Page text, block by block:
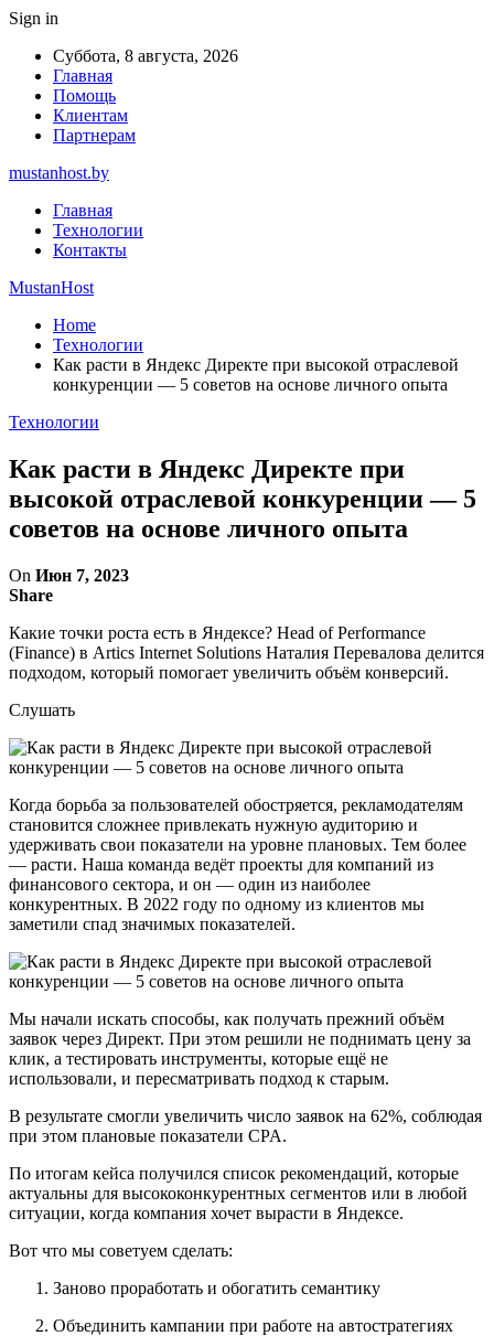
Sign in
Суббота, 8 августа, 2026
Главная
Помощь
Клиентам
Партнерам
mustanhost.by
Главная
Технологии
Контакты
MustanHost
Home
Технологии
Как расти в Яндекс Директе при высокой отраслевой
конкуренции — 5 советов на основе личного опыта
Технологии
Как расти в Яндекс Директе при
высокой отраслевой конкуренции — 5
советов на основе личного опыта
On Июн 7, 2023
Share
Какие точки роста есть в Яндексе? Head of Performance
(Finance) в Artics Internet Solutions Наталия Перевалова делится
подходом, который помогает увеличить объём конверсий.
Слушать
Когда борьба за пользователей обостряется, рекламодателям
становится сложнее привлекать нужную аудиторию и
удерживать свои показатели на уровне плановых. Тем более
— расти. Наша команда ведёт проекты для компаний из
финансового сектора, и он — один из наиболее
конкурентных. В 2022 году по одному из клиентов мы
заметили спад значимых показателей.
Мы начали искать способы, как получать прежний объём
заявок через Директ. При этом решили не поднимать цену за
клик, а тестировать инструменты, которые ещё не
использовали, и пересматривать подход к старым.
В результате смогли увеличить число заявок на 62%, соблюдая
при этом плановые показатели CPA.
По итогам кейса получился список рекомендаций, которые
актуальны для высококонкурентных сегментов или в любой
ситуации, когда компания хочет вырасти в Яндексе.
Вот что мы советуем сделать:
Заново проработать и обогатить семантику
Объединить кампании при работе на автостратегиях